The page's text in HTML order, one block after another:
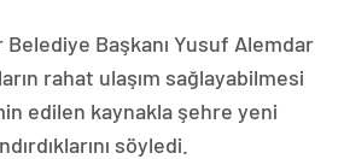
Başkanı Yusuf Alemdar
rahat ulaşım sağlayabilmesi
edilen kaynakla şehre yeni
söyledi.